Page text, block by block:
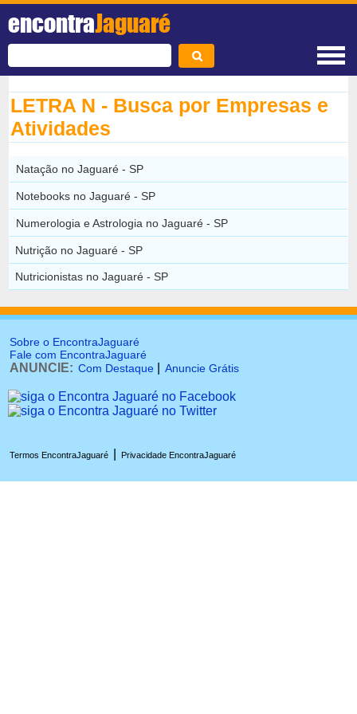
encontraJaguaré
LETRA N - Busca por Empresas e
Atividades
Natação no Jaguaré - SP
Notebooks no Jaguaré - SP
Numerologia e Astrologia no Jaguaré - SP
Nutrição no Jaguaré - SP
Nutricionistas no Jaguaré - SP
Sobre o EncontraJaguaré
Fale com EncontraJaguaré
ANUNCIE: Com Destaque Anuncie Grátis
Termos EncontraJaguaré Privacidade EncontraJaguaré